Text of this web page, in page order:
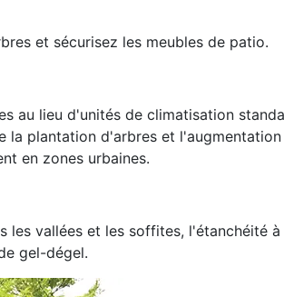
et sécurisez les meubles de patio.
au lieu d'unités de climatisation
la plantation d'arbres et
en zones urbaines.
les vallées et les soffites, l'étanchéité
gel-dégel.